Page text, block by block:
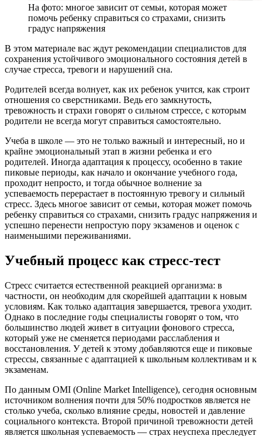
На фото: многое зависит от семьи, которая может
помочь ребенку справиться со страхами, снизить
градус напряжения
В этом материале вас ждут рекомендации специалистов для
сохранения устойчивого эмоционального состояния детей в
случае стресса, тревоги и нарушений сна.
Родителей всегда волнует, как их ребенок учится, как строит
отношения со сверстниками. Ведь его замкнутость,
тревожность и страхи говорят о сильном стрессе, с которым
родители не всегда могут справиться самостоятельно.
Учеба в школе — это не только важный и интересный, но и
крайне эмоциональный этап в жизни ребенка и его
родителей. Иногда адаптация к процессу, особенно в такие
пиковые периоды, как начало и окончание учебного года,
проходит непросто, и тогда обычное волнение за
успеваемость перерастает в постоянную тревогу и сильный
стресс. Здесь многое зависит от семьи, которая может помочь
ребенку справиться со страхами, снизить градус напряжения и
успешно перенести непростую пору экзаменов и оценок с
наименьшими переживаниями.
Учебный процесс как стресс-тест
Стресс считается естественной реакцией организма: в
частности, он необходим для скорейшей адаптации к новым
условиям. Как только адаптация завершается, тревога уходит.
Однако в последние годы специалисты говорят о том, что
большинство людей живет в ситуации фонового стресса,
который уже не сменяется периодами расслабления и
восстановления. У детей к этому добавляются еще и пиковые
стрессы, связанные с адаптацией к школьным коллективам и к
экзаменам.
По данным OMI (Online Market Intelligence), сегодня основным
источником волнения почти для 50% подростков является не
столько учеба, сколько влияние среды, новостей и давление
социального контекста. Второй причиной тревожности детей
является школьная успеваемость — страх неуспеха преследует